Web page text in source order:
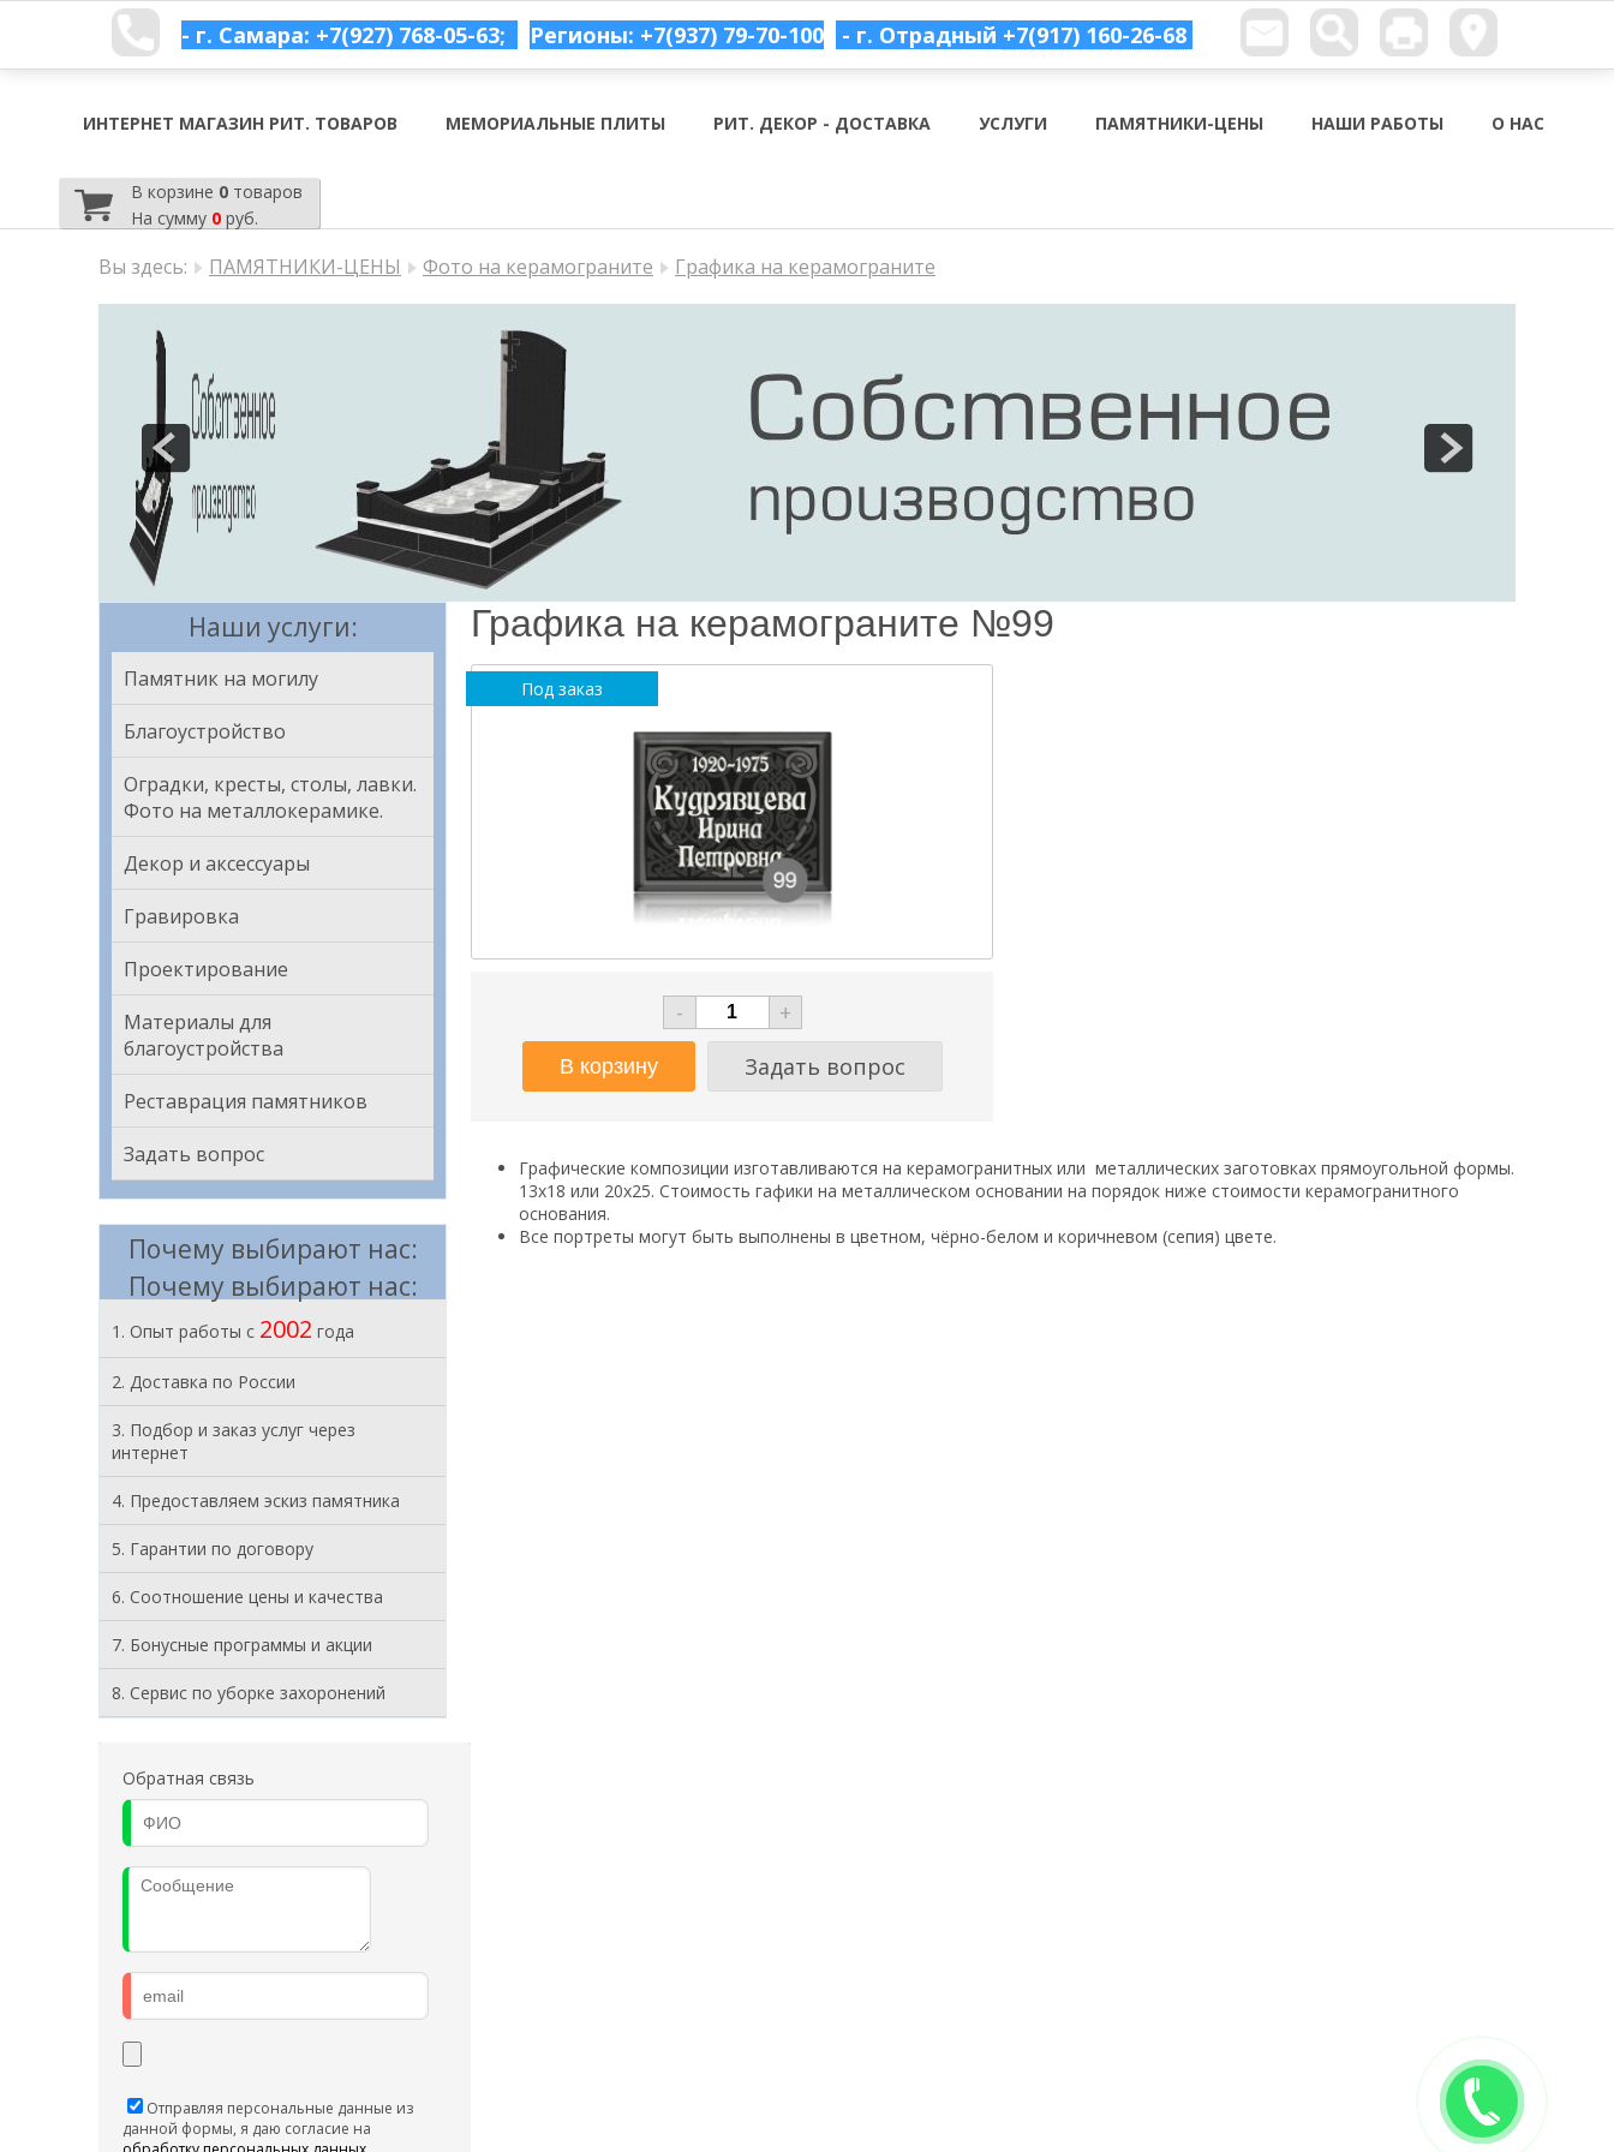
- г. Самара: +7(927) 768-05-63; Регионы: +7(937) 79-70-100 - г. Отрадный +7(917) 160-26-68
ИНТЕРНЕТ МАГАЗИН РИТ. ТОВАРОВ МЕМОРИАЛЬНЫЕ ПЛИТЫ РИТ. ДЕКОР - ДОСТАВКА УСЛУГИ ПАМЯТНИКИ-ЦЕНЫ НАШИ РАБОТЫ О НАС
В корзине 0товаров
На сумму 0руб.
Вы здесь: ПАМЯТНИКИ-ЦЕНЫ Фото на керамограните Графика на керамограните
Наши услуги:
Памятник на могилу
Благоустройство
Оградки, кресты, столы, лавки.
Фото на металлокерамике.
Декор и аксессуары
Гравировка
Проектирование
Материалы для
благоустройства
Реставрация памятников
Задать вопрос
Почему выбирают нас:
Почему выбирают нас:
1. Опыт работы с 2002 года
2. Доставка по России
3. Подбор и заказ услуг через
интернет
4. Предоставляем эскиз памятника
5. Гарантии по договору
6. Соотношение цены и качества
7. Бонусные программы и акции
8. Cервис по уборке захоронений
Обратная связь
Отправляя персональные данные из
данной формы, я даю согласие на
Графика на керамограните №99
Под заказ
-
+
Задать вопрос
Графические композиции изготавливаются на керамогранитных или металлических заготовках прямоугольной формы.
13х18 или 20х25. Стоимость гафики на металлическом основании на порядок ниже стоимости керамогранитного
основания.
Все портреты могут быть выполнены в цветном, чёрно-белом и коричневом (сепия) цвете.